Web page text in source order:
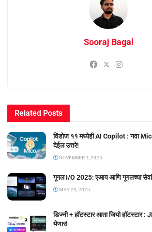
Sooraj Bagal
Related Posts
विंडोज ११ मध्येही AI Copilot : नवा
देईल उत्तरे!
NOVEMBER 1, 2025
गूगल I/O 2025: एआय आणि गूगलच्या
MAY 29, 2025
डिज्नी + हॉटस्टार आता जियो हॉटस्टार :
येणार!